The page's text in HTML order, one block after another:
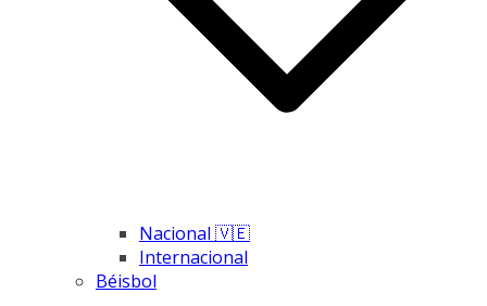
Nacional 🇻🇪
Internacional
Béisbol